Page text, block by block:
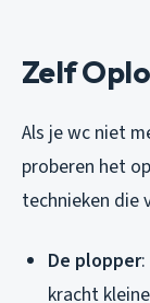
Zelf
Als je wc niet
proberen het
technieken die
De plopper
kracht